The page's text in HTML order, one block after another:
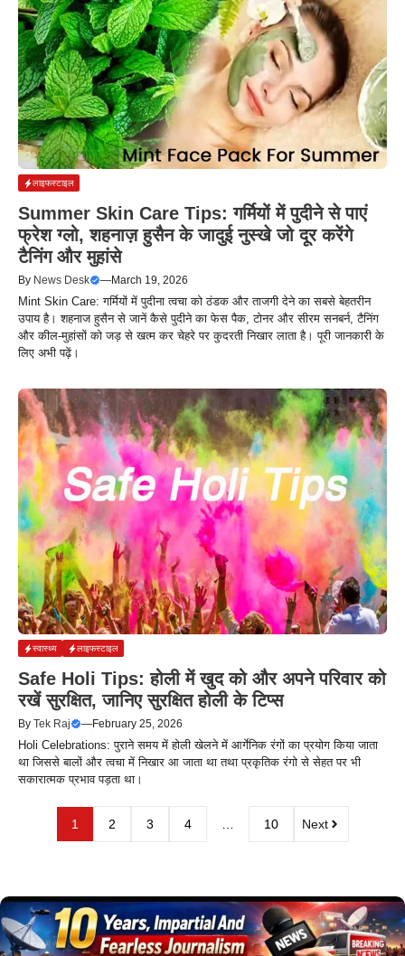
लाइफस्टाइल
Summer Skin Care Tips: गर्मियों में पुदीने से पाएं
फ्रेश ग्लो, शहनाज़ हुसैन के जादुई नुस्खे जो दूर करेंगे
टैनिंग और मुहांसे
By News Desk —March 19, 2026
Mint Skin Care: गर्मियों में पुदीना त्वचा को ठंडक और ताजगी देने का सबसे बेहतरीन
उपाय है। शहनाज हुसैन से जानें कैसे पुदीने का फेस पैक, टोनर और सीरम सनबर्न, टैनिंग
और कील-मुहांसों को जड़ से खत्म कर चेहरे पर कुदरती निखार लाता है। पूरी जानकारी के
लिए अभी पढ़ें।
स्वास्थ्य लाइफस्टाइल
Safe Holi Tips: होली में खुद को और अपने परिवार को
रखें सुरक्षित, जानिए सुरक्षित होली के टिप्स
By Tek Raj —February 25, 2026
Holi Celebrations: पुराने समय में होली खेलने में आर्गेनिक रंगों का प्रयोग किया जाता
था जिससे बालों और त्वचा में निखार आ जाता था तथा प्रकृतिक रंगो से सेहत पर भी
सकारात्मक प्रभाव पड़ता था।
1 2 3 4 10 Next